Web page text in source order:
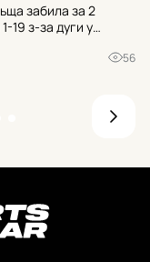
забила за 2
19 з-за дуги у
56